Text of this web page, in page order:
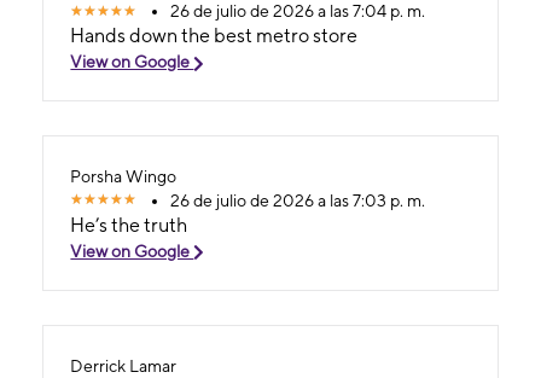
26 de julio de 2026 a las 7:04 p. m.
Hands down the best metro store
View on Google
Porsha Wingo
26 de julio de 2026 a las 7:03 p. m.
He’s the truth
View on Google
Derrick Lamar